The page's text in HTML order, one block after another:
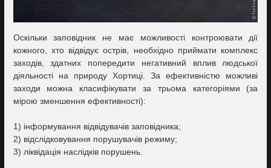
Оскільки заповідник не має можливості контроювати дії
кожного, хто відвідує острів, необхідно приймати комплекс
заходів, здатних попередити негативний вплив людської
діяльності на природу Хортиці. За ефективністю можливі
заходи можна класифікувати за трьома категоріями (за
мірою зменшення ефективності):
1) інформування відвідувачів заповідника;
2) відслідковування порушувачів режиму;
3) ліквідація наслідків порушень.